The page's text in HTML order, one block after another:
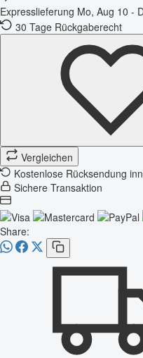
Expresslieferung Mo, Aug 10 -
30 Tage Rückgaberecht
Vergleichen
Kostenlose Rücksendung
Sichere Transaktion
Share: